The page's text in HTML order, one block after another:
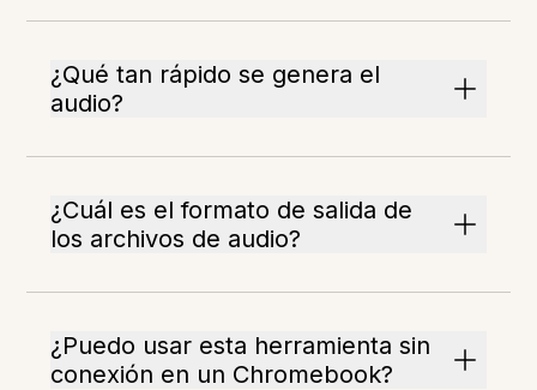
¿Qué tan rápido se genera el
audio?
¿Cuál es el formato de salida de
los archivos de audio?
¿Puedo usar esta herramienta sin
conexión en un Chromebook?